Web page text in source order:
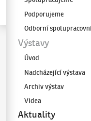
Galerie KODLPodporujeme
Odborní
Výstavy
Úvod
Nadcházející výstava
Archiv výstav
Videa
Aktuality